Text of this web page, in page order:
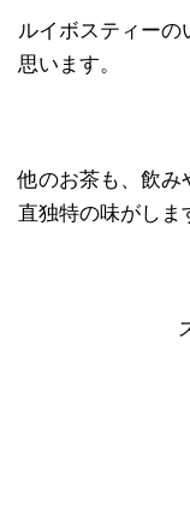
ルイボスティー
思います。
他のお茶も、飲み
直独特の味がしま